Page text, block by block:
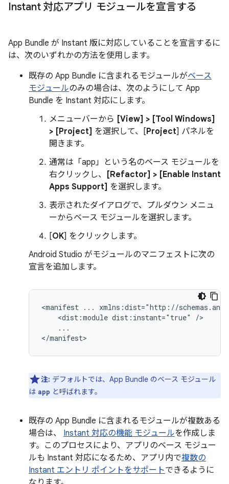
Instant 対応アプリ モジュールを宣言する
App Bundle が Instant 版に対応していることを宣言するに
は、次のいずれかの方法を使用します。
既存の App Bundle に含まれるモジュールがベース
モジュールのみの場合は、次のようにして App
Bundle を Instant 対応にします。
メニューバーから [View] > [Tool Windows]
> [Project] を選択して、[Project] パネルを
開きます。
通常は「app」という名のベース モジュールを
右クリックし、
[Refactor] > [Enable Instant
Apps Support] を選択します。
表示されたダイアログで、プルダウン メニュ
ーからベース モジュールを選択します。
[OK] をクリックします。
Android Studio がモジュールのマニフェストに次の
宣言を追加します。
<manifest ...
<dist:module dist:instant="true"
...
注: デフォルトでは、App Bundle のベース モジュール
は app と呼ばれます。
既存の App Bundle に含まれるモジュールが複数ある
場合は、 Instant 対応の機能 モジュールを作成しま
す。このプロセスにより、アプリのベース モジュー
ルも Instant 対応になるため、アプリ内で複数の
Instant エントリ ポイントをサポートできるように